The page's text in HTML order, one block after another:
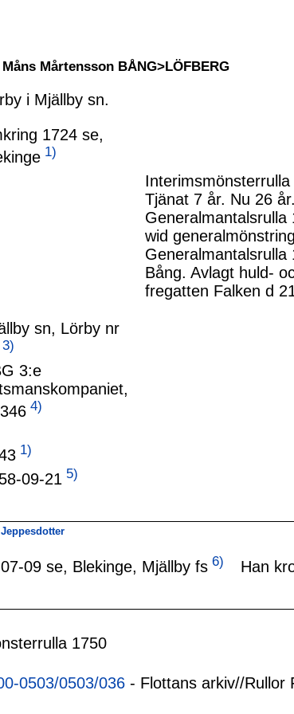
Måns Mårtensson BÅNG>LÖFBERG
i Mjällby sn.
1724 se,
1)
Tjänat 7 år. Nu 26
wid
Bång. Avlagt huld-
fregatten Falken d
sn, Lörby nr
3)
3:e
4)
1)
09-21 5)
09 se, Blekinge, Mjällby fs 6) Han
1750
0503/0503/036 - Flottans arkiv//Rullor